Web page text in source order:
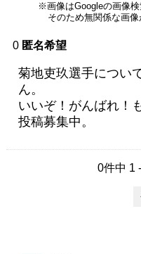
※画像はGoogleの画像検
そのため無関係な画像
0 匿名希望
菊地吏玖選手につい
ん。
いいぞ！がんばれ！
投稿募集中。
0件中 1